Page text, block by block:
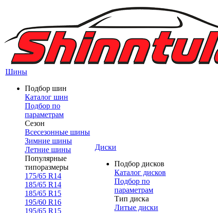
Шины
Подбор шин
Каталог шин
Подбор по
параметрам
Сезон
Всесезонные шины
Зимние шины
Летние шины
Популярные
типоразмеры
175/65 R14
185/65 R14
185/65 R15
195/60 R16
195/65 R15
Диски
Подбор дисков
Каталог дисков
Подбор по
параметрам
Тип диска
Литые диски